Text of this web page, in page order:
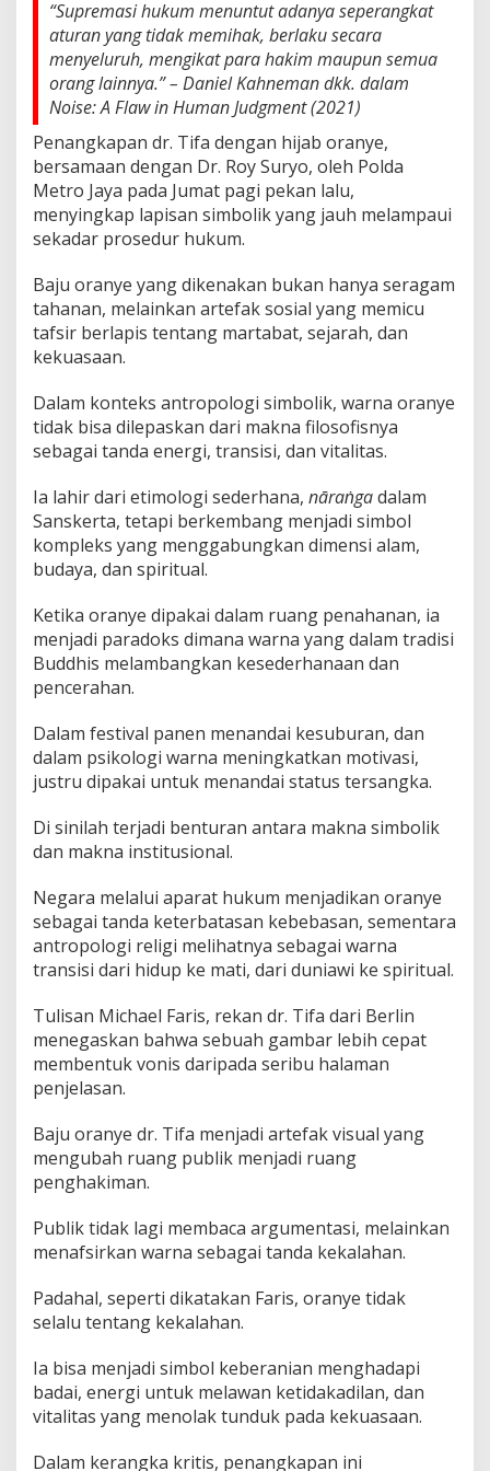
r
a
n
y
e
“Supremasi hukum menuntut adanya seperangkat
aturan yang tidak memihak, berlaku secara
menyeluruh, mengikat para hakim maupun semua
orang lainnya.” – Daniel Kahneman dkk. dalam
Noise: A Flaw in Human Judgment (2021)
Penangkapan dr. Tifa dengan hijab oranye,
bersamaan dengan Dr. Roy Suryo, oleh Polda
Metro Jaya pada Jumat pagi pekan lalu,
menyingkap lapisan simbolik yang jauh melampaui
sekadar prosedur hukum.
Baju oranye yang dikenakan bukan hanya seragam
tahanan, melainkan artefak sosial yang memicu
tafsir berlapis tentang martabat, sejarah, dan
kekuasaan.
Dalam konteks antropologi simbolik, warna oranye
tidak bisa dilepaskan dari makna filosofisnya
sebagai tanda energi, transisi, dan vitalitas.
Ia lahir dari etimologi sederhana, nāraṅgadalam
Sanskerta, tetapi berkembang menjadi simbol
kompleks yang menggabungkan dimensi alam,
budaya, dan spiritual.
Ketika oranye dipakai dalam ruang penahanan, ia
menjadi paradoks dimana warna yang dalam tradisi
Buddhis melambangkan kesederhanaan dan
pencerahan.
Dalam festival panen menandai kesuburan, dan
dalam psikologi warna meningkatkan motivasi,
justru dipakai untuk menandai status tersangka.
Di sinilah terjadi benturan antara makna simbolik
dan makna institusional.
Negara melalui aparat hukum menjadikan oranye
sebagai tanda keterbatasan kebebasan, sementara
antropologi religi melihatnya sebagai warna
transisi dari hidup ke mati, dari duniawi ke spiritual.
Tulisan Michael Faris, rekan dr. Tifa dari Berlin
menegaskan bahwa sebuah gambar lebih cepat
membentuk vonis daripada seribu halaman
penjelasan.
Baju oranye dr. Tifa menjadi artefak visual yang
mengubah ruang publik menjadi ruang
penghakiman.
Publik tidak lagi membaca argumentasi, melainkan
menafsirkan warna sebagai tanda kekalahan.
Padahal, seperti dikatakan Faris, oranye tidak
selalu tentang kekalahan.
Ia bisa menjadi simbol keberanian menghadapi
badai, energi untuk melawan ketidakadilan, dan
vitalitas yang menolak tunduk pada kekuasaan.
Dalam kerangka kritis, penangkapan ini